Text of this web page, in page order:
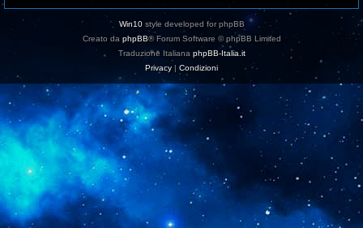
Win10style developed for phpBB
Creato da phpBB® Forum Software © phpBB Limited
Traduzione Italiana phpBB-Italia.it
Privacy | Condizioni